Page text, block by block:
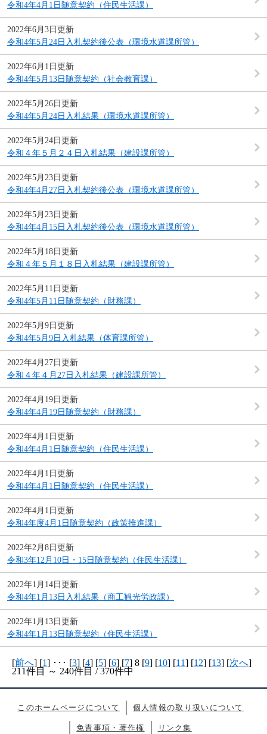
令和4年4月1日随意契約（住民生活課）
2022年6月3日更新
令和4年5月24日入札契約後公表（環境水道課所管）
2022年6月1日更新
令和4年5月13日随意契約（社会教育課）
2022年5月26日更新
令和4年5月24日入札結果（環境水道課所管）
2022年5月24日更新
令和４年５月２４日入札結果（建設課所管）
2022年5月23日更新
令和4年4月27日入札契約後公表（環境水道課所管）
2022年5月23日更新
令和4年4月15日入札契約後公表（環境水道課所管）
2022年5月18日更新
令和４年５月１８日入札結果（建設課所管）
2022年5月11日更新
令和4年5月11日随意契約（財務課）
2022年5月9日更新
令和4年5月9日入札結果（体育課所管）
2022年4月27日更新
令和４年４月27日入札結果（建設課所管）
2022年4月19日更新
令和4年4月19日随意契約（財務課）
2022年4月1日更新
令和4年4月1日随意契約（住民生活課）
2022年4月1日更新
令和4年4月1日随意契約（住民生活課）
2022年4月1日更新
令和4年度4月1日随意契約（政策推進課）
2022年2月8日更新
令和3年12月10日・15日随意契約（住民生活課）
2022年1月14日更新
令和4年1月13日入札結果（商工観光労政課）
2022年1月13日更新
令和4年1月13日随意契約（住民生活課）
[前へ] [1] ･･･ [3] [4] [5] [6] [7] 8 [9] [10] [11] [12] [13] [次へ]
211件目 ～ 240件目 / 370件中
このホームページについて 個人情報の取り扱いについて
免責事項・著作権 リンク集